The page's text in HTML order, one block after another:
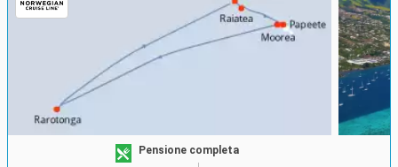
Polinesia e Tahiti
sia eccezionale, poiché numerose
navi di lusso fanno scali. Potrai dunque partire con
Paul
Gauguin Cruises, Princess Cruises Lines
... o scoprire le
isole meno inaccessibili alle grandi navi con
compagnia Aranui
Pensione completa